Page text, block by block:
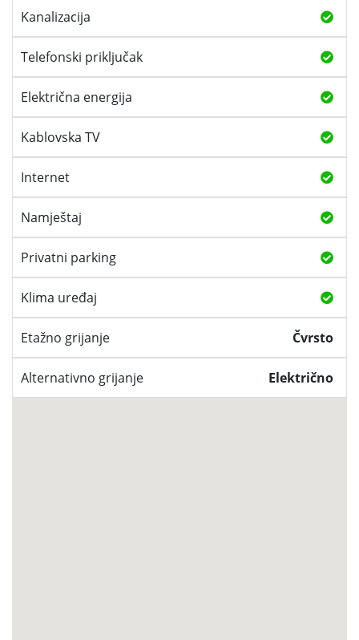
Kanalizacija
Telefonski priključak
Električna energija
Kablovska TV
Internet
Namještaj
Privatni parking
Klima uređaj
Etažno grijanje Čvrsto
Alternativno grijanje Električno